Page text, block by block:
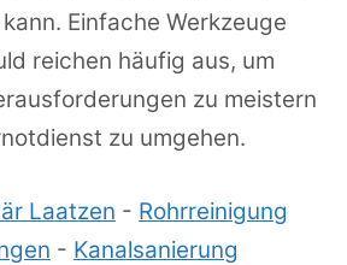
Einfache Werkzeuge
reichen häufig aus, um
zu meistern
zu umgehen.
Laatzen - Rohrreinigung
- Kanalsanierung